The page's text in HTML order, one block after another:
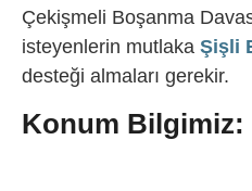
Çekişmeli Boşanma
isteyenlerin mutlaka Şişli
desteği almaları gerekir.
Konum Bilgimiz: